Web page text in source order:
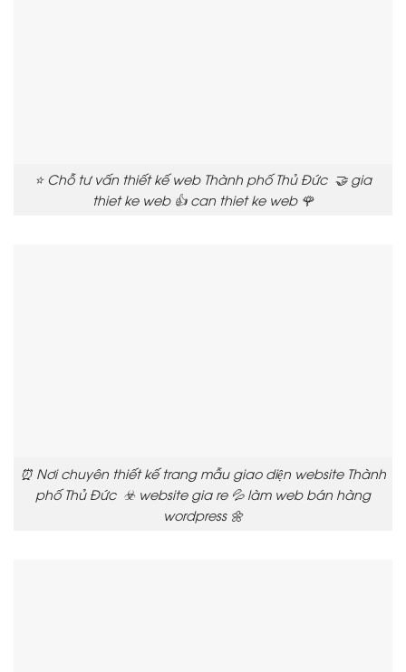
⭐ Chỗ tư vấn thiết kế web Thành phố Thủ Đức 🤝 gia
thiet ke web 👍 can thiet ke web 🌹
⏰ Nơi chuyên thiết kế trang mẫu giao diện website Thành
phố Thủ Đức ☣️ website gia re 💦 làm web bán hàng
wordpress 🌼